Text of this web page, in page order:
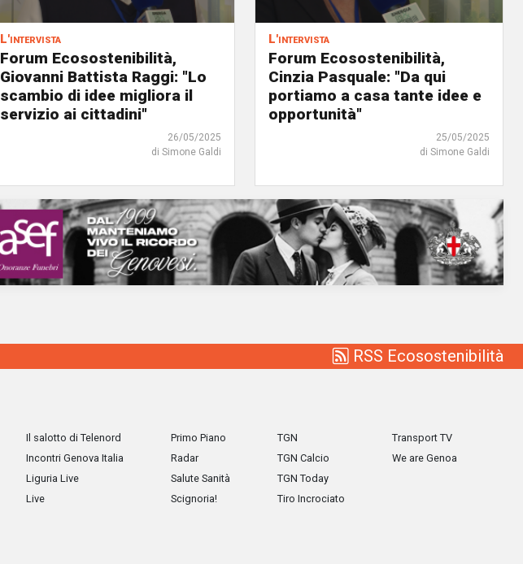
L'intervista
Forum Ecosostenibilità,
Giovanni Battista Raggi: "Lo
scambio di idee migliora il
servizio ai cittadini"
26/05/2025
di Simone Galdi
L'intervista
Forum Ecosostenibilità,
Cinzia Pasquale: "Da qui
portiamo a casa tante idee e
opportunità"
25/05/2025
di Simone Galdi
RSS Ecosostenibilità
Il salotto di Telenord
Incontri Genova Italia
Liguria Live
Live
Primo Piano
Radar
Salute Sanità
Scignoria!
TGN
TGN Calcio
TGN Today
Tiro Incrociato
Transport TV
We are Genoa